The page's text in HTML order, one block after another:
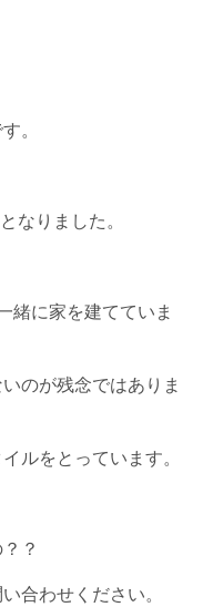
。
なりました。
緒に家を建てていま
のが残念ではありま
ルをとっています。
？
合わせください。